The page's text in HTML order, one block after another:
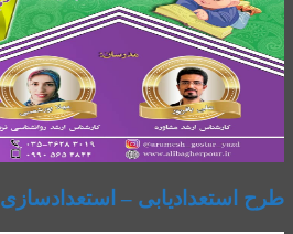
طرح استعدادیابی – استعدادسازی